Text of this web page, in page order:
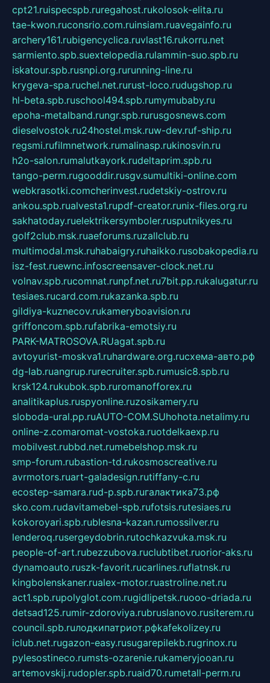
cpt21.ruispecspb.ruregahost.rukolosok-elita.ru
tae-kwon.ruconsrio.com.ruinsiam.ruavegainfo.ru
archery161.rubigencyclica.ruvlast16.rukorru.net
sarmiento.spb.suextelopedia.rulammin-suo.spb.ru
iskatour.spb.rusnpi.org.rurunning-line.ru
krygeva-spa.ruchel.net.rurust-loco.rudugshop.ru
hl-beta.spb.ruschool494.spb.rumymubaby.ru
epoha-metalband.rungr.spb.rurusgosnews.com
dieselvostok.ru24hostel.msk.ruw-dev.ruf-ship.ru
regsmi.rufilmnetwork.rumalinasp.rukinosvin.ru
h2o-salon.rumalutkayork.rudeltaprim.spb.ru
tango-perm.rugooddir.rusgv.sumultiki-online.com
webkrasotki.comcherinvest.rudetskiy-ostrov.ru
ankou.spb.rualvesta1.rupdf-creator.runix-files.org.ru
sakhatoday.ruelektrikersymboler.rusputnikyes.ru
golf2club.msk.ruaeforums.ruzallclub.ru
multimodal.msk.ruhabaigry.ruhaikko.rusobakopedia.ru
isz-fest.ruewnc.infoscreensaver-clock.net.ru
volnav.spb.rucomnat.runpf.net.ru7bit.pp.rukalugatur.ru
tesiaes.rucard.com.rukazanka.spb.ru
gildiya-kuznecov.rukameryboavision.ru
griffoncom.spb.rufabrika-emotsiy.ru
PARK-MATROSOVA.RUagat.spb.ru
avtoyurist-moskva1.ruhardware.org.ruсхема-авто.рф
dg-lab.ruangrup.rurecruiter.spb.rumusic8.spb.ru
krsk124.rukubok.spb.ruromanofforex.ru
analitikaplus.ruspyonline.ruzosikamery.ru
sloboda-ural.pp.ruAUTO-COM.SUhohota.netalimy.ru
online-z.comaromat-vostoka.ruotdelkaexp.ru
mobilvest.rubbd.net.rumebelshop.msk.ru
smp-forum.rubastion-td.rukosmoscreative.ru
avrmotors.ruart-galadesign.rutiffany-c.ru
ecostep-samara.rud-p.spb.ruгалактика73.рф
sko.com.rudavitamebel-spb.rufotsis.rutesiaes.ru
kokoroyari.spb.rublesna-kazan.rumossilver.ru
lenderoq.rusergeydobrin.rutochkazvuka.msk.ru
people-of-art.rubezzubova.ruclubtibet.ruorior-aks.ru
dynamoauto.ruszk-favorit.rucarlines.ruflatnsk.ru
kingbolenskaner.rualex-motor.ruastroline.net.ru
act1.spb.rupolyglot.com.rugidlipetsk.ruooo-driada.ru
detsad125.rumir-zdoroviya.rubruslanovo.rusiterem.ru
council.spb.ruлодкипатриот.рфkafekolizey.ru
iclub.net.rugazon-easy.rusugarepilekb.rugrinox.ru
pylesostineco.rumsts-ozarenie.rukameryjooan.ru
artemovskij.rudopler.spb.ruaid70.rumetall-perm.ru